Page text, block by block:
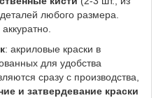
любого размера.
: акриловые краски в
для удобства
сразу с производства,
и затвердевание краски